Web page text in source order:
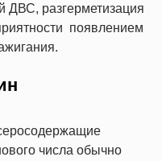
ДВС, разгерметизация
появлением
числа обычно